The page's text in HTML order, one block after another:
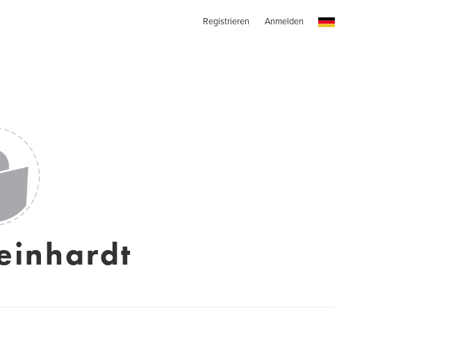
Registrieren Anmelden